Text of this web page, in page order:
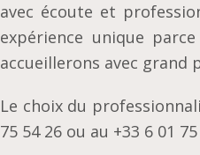
avec écoute et
expérience unique
accueillerons avec grand
Le choix du
75 54 26 ou au +33 6 01